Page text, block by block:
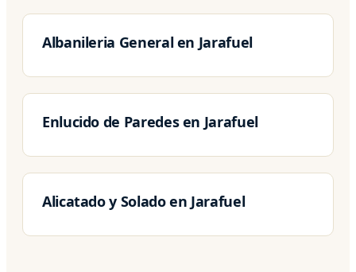
Albanileria General en Jarafuel
Enlucido de Paredes en Jarafuel
Alicatado y Solado en Jarafuel